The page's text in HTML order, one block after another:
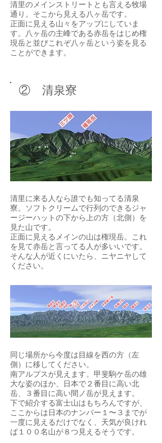
清里のメインストリートとも言える牧場
通り。そこから見える八ヶ岳です。
​正面に見える山々をアップにしていま
す。八ヶ岳の主峰である赤岳をはじめ権
現岳と並びこれぞ八ヶ岳という姿を見る
ことができます。
​② 清泉寮
清里に来る人なら誰でも知ってる清泉
寮。ソフトクリームで行列のできるジャ
ージーハットの下から上の方（北側）を
見た山です。
​正面に見えるメインの山は権現岳。これ
を見て赤岳と言ってる人が多いいです。
そんな人が近くにいたら、ニヤニヤして
ください。
同じ場所から今度は目線を西の方（左
側）に移してください。
​南アルプスが見えます。甲斐駒ケ岳の雄
大な姿のほか、日本で２番目に高い北
岳、３番目に高い間ノ岳が見えます。
​下で紹介する富士山はもちろんですが、
ここからは日本のナンバー１〜３までが
一度に見えるだけでなく、天気が良けれ
ば１００名山が８つ見えるそうです。